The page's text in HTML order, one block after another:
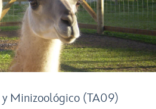
y Minizoológico (TA09)